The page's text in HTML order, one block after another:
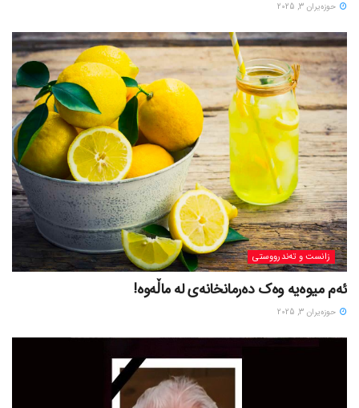
حوزه‌یران 3, 2025
زانست و تەندرووستی
ئەم میوەیە وەک دەرمانخانەی لە ماڵەوە!
حوزه‌یران 3, 2025